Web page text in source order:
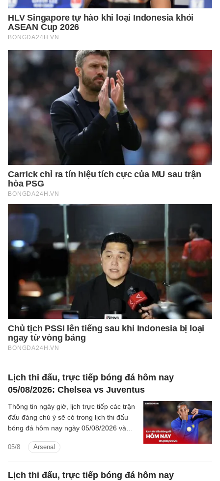
Lịch thi đấu, trực tiếp bóng đá hôm nay
05/08/2026: Chelsea vs Juventus
05/8 Arsenal
Thông tin ngày giờ, lịch trực tiếp các trận
đấu đáng chú ý sẽ có trong lịch thi đấu
bóng đá hôm nay ngày 05/08/2026 và
tiếp.
Lịch thi đấu, trực tiếp bóng đá hôm nay